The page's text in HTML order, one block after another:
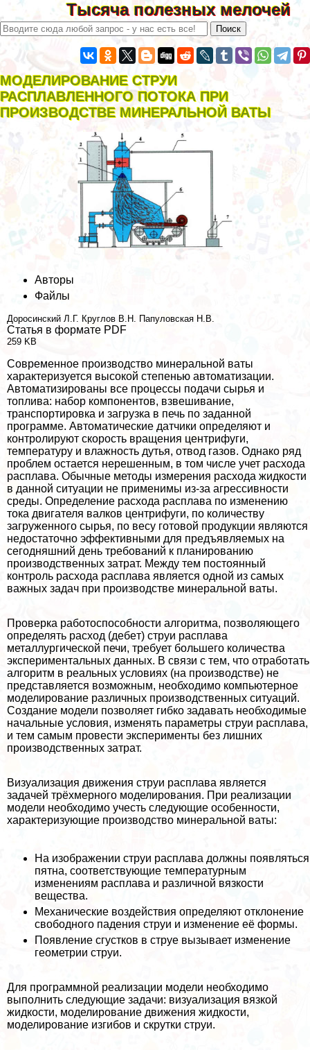
Тысяча полезных мелочей
МОДЕЛИРОВАНИЕ СТРУИ
РАСПЛАВЛЕННОГО ПОТОКА ПРИ
ПРОИЗВОДСТВЕ МИНЕРАЛЬНОЙ ВАТЫ
Авторы
Файлы
Доросинский Л.Г. Круглов В.Н. Папуловская Н.В.
Статья в формате PDF
259 KB
Современное производство минеральной ваты
хаpaктеризуется высокой степенью автоматизации.
Автоматизированы все процессы подачи сырья и
топлива: набор компонентов, взвешивание,
трaнcпортировка и загрузка в печь по заданной
программе. Автоматические датчики определяют и
контролируют скорость вращения центрифуги,
температуру и влажность дутья, отвод газов. Однако ряд
проблем остается нерешенным, в том числе учет расхода
расплава. Обычные методы измерения расхода жидкости
в данной ситуации не применимы из-за агрессивности
среды. Определение расхода расплава по изменению
тока двигателя валков центрифуги, по количеству
загруженного сырья, по весу готовой продукции являются
недостаточно эффективными для предъявляемых на
сегодняшний день требований к планированию
производственных затрат. Между тем постоянный
контроль расхода расплава является одной из самых
важных задач при производстве минеральной ваты.
Проверка работоспособности алгоритма, позволяющего
определять расход (дeбeт) струи расплава
металлургической печи, требует большего количества
экспериментальных данных. В связи с тем, что отработать
алгоритм в реальных условиях (на производстве) не
представляется возможным, необходимо компьютерное
моделирование различных производственных ситуаций.
Создание модели позволяет гибко задавать необходимые
начальные условия, изменять параметры струи расплава,
и тем самым провести эксперименты без лишних
производственных затрат.
Визуализация движения струи расплава является
задачей трёхмерного моделирования. При реализации
модели необходимо учесть следующие особенности,
хаpaктеризующие производство минеральной ваты:
На изображении струи расплава должны появляться
пятна, соответствующие температурным
изменениям расплава и различной вязкости
вещества.
Механические воздействия определяют отклонение
свободного падения струи и изменение её формы.
Появление сгустков в струе вызывает изменение
геометрии струи.
Для программной реализации модели необходимо
выполнить следующие задачи: визуализация вязкой
жидкости, моделирование движения жидкости,
моделирование изгибов и скрутки струи.